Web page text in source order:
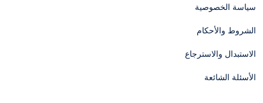
سياسة الخصوصية
الشروط والأحكام
الاستبدال والاسترجاع
الأسئلة الشائعة